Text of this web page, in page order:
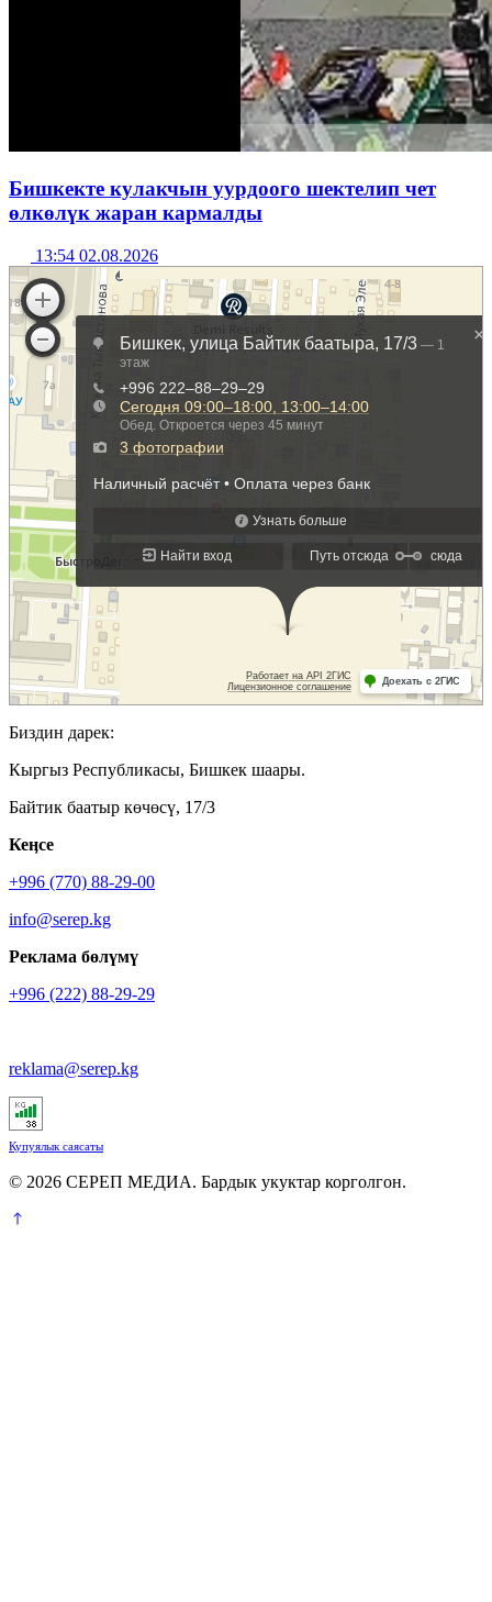
Бишкекте кулакчын уурдоого шектелип чет
өлкөлүк жаран кармалды
13:54 02.08.2026
Биздин дарек:
Кыргыз Республикасы, Бишкек шаары.
Байтик баатыр көчөсү, 17/3
Кеӊсе
+996 (770) 88-29-00
info@serep.kg
Реклама бөлүмү
+996 (222) 88-29-29
reklama@serep.kg
Купуялык саясаты
© 2026 СЕРЕП МЕДИА. Бардык укуктар корголгон.